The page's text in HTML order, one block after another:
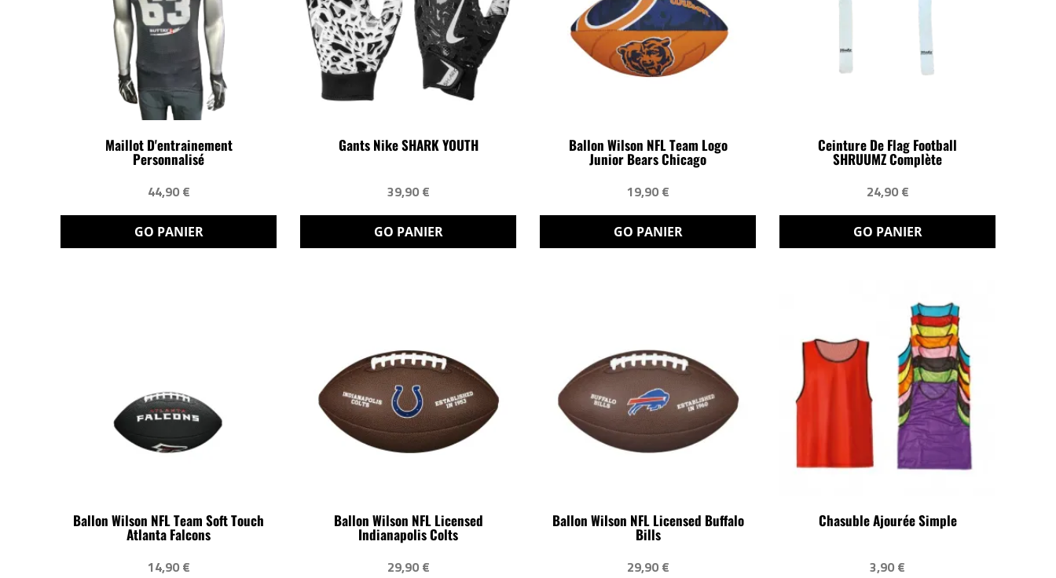
Maillot D'entrainement
Personnalisé
44,90 €
GO PANIER
Gants Nike SHARK YOUTH
39,90 €
GO PANIER
Ballon Wilson NFL Team Logo
Junior Bears Chicago
19,90 €
GO PANIER
Ceinture De Flag Football
SHRUUMZ Complète
24,90 €
GO PANIER
Ballon Wilson NFL Team Soft Touch
Atlanta Falcons
14,90 €
Ballon Wilson NFL Licensed
Indianapolis Colts
29,90 €
Ballon Wilson NFL Licensed Buffalo
Bills
29,90 €
Chasuble Ajourée Simple
3,90 €